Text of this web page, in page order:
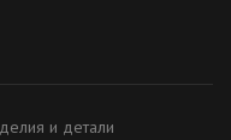
и детали